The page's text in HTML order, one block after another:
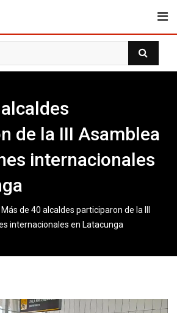
de la III Asamblea
internacionales
Más de 40 alcaldes participaron de la III
internacionales en Latacunga